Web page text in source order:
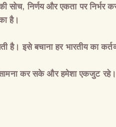
सोच, निर्णय और एकता पर निर्भर
है।
है। इसे बचाना हर भारतीय का
कर सके और हमेशा एकजुट रहे।